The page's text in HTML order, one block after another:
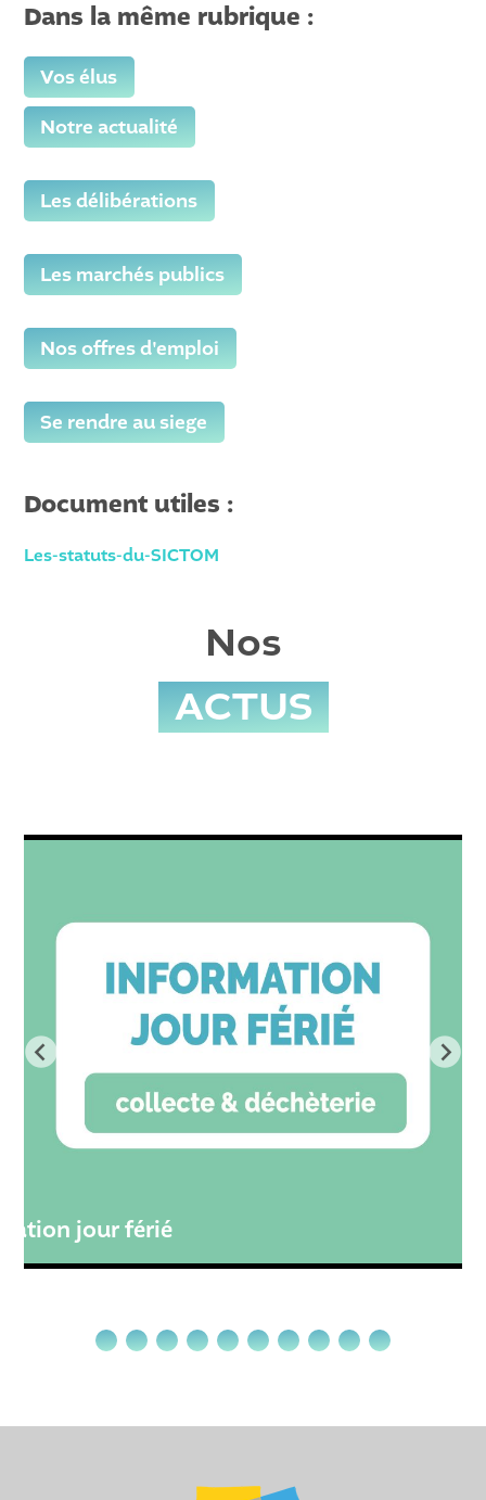
Dans la même rubrique :
Vos élus
Notre actualité
Les délibérations
Les marchés publics
Nos offres d'emploi
Se rendre au siege
Document utiles :
Les-statuts-du-SICTOM
Nos
ACTUS
jour férié